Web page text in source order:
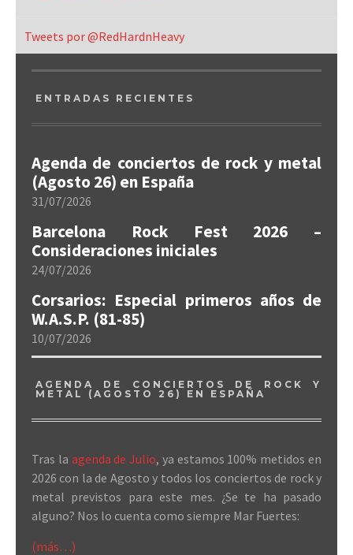
Tweets por @RedHardnHeavy
ENTRADAS RECIENTES
Agenda de conciertos de rock y metal
(Agosto 26) en España
31/07/2026
Barcelona Rock Fest 2026 –
Consideraciones iniciales
24/07/2026
Corsarios: Especial primeros años de
W.A.S.P. (81-85)
10/07/2026
AGENDA DE CONCIERTOS DE ROCK Y
METAL (AGOSTO 26) EN ESPAÑA
Tras la agenda de Julio, ya estamos 100% metidos en
2026 con la de Agosto y todos los conciertos de rock y
metal previstos para este mes. ¿Se te ha pasado
alguno? Nos lo cuenta como siempre Mar Fuertes:
(más…)